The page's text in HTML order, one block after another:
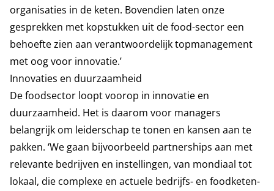
organisaties in de keten. Bovendien laten onze
gesprekken met kopstukken uit de food-sector een
behoefte zien aan verantwoordelijk topmanagement
met oog voor innovatie.’
Innovaties en duurzaamheid
De foodsector loopt voorop in innovatie en
duurzaamheid. Het is daarom voor managers
belangrijk om leiderschap te tonen en kansen aan te
pakken. ‘We gaan bijvoorbeeld partnerships aan met
relevante bedrijven en instellingen, van mondiaal tot
lokaal, die complexe en actuele bedrijfs- en foodketen-